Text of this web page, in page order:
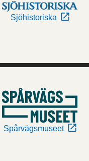
Sjöhistoriska
Spårvägsmuseet